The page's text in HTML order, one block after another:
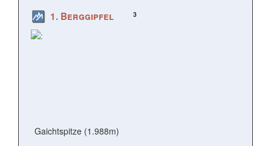
1. Berggipfel 3
Gaichtspitze (1.988m)